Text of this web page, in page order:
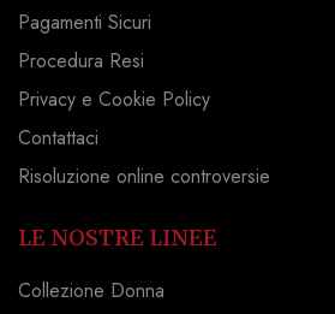
Pagamenti Sicuri
Procedura Resi
Privacy e Cookie Policy
Contattaci
Risoluzione online controversie
LE NOSTRE LINEE
Collezione Donna